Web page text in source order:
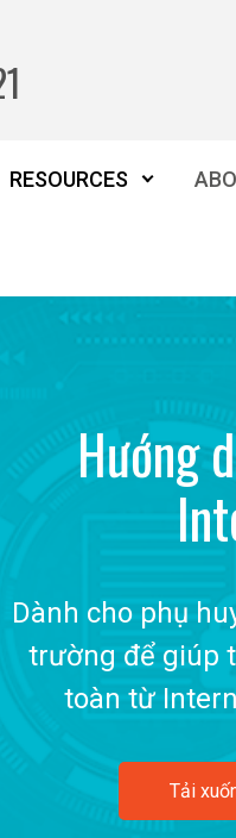
RESOURCES
Hướng
Dành cho phụ
trường để giúp
toàn từ
Tải